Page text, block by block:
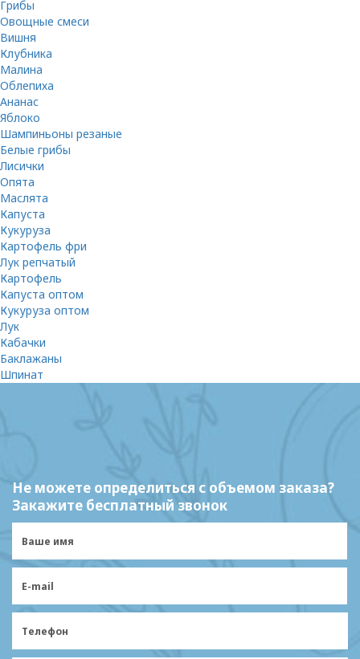
Грибы
Овощные смеси
Вишня
Клубника
Малина
Облепиха
Ананас
Яблоко
Шампиньоны резаные
Белые грибы
Лисички
Опята
Маслята
Капуста
Кукуруза
Картофель фри
Лук репчатый
Картофель
Капуста оптом
Кукуруза оптом
Лук
Кабачки
Баклажаны
Шпинат
Не можете определиться с объемом заказа?
Закажите бесплатный звонок